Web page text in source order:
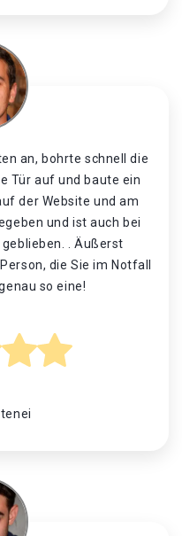
an, bohrte schnell die
Tür auf und baute ein
der Website und am
und ist auch bei
. Äußerst
die Sie im Notfall
so eine!